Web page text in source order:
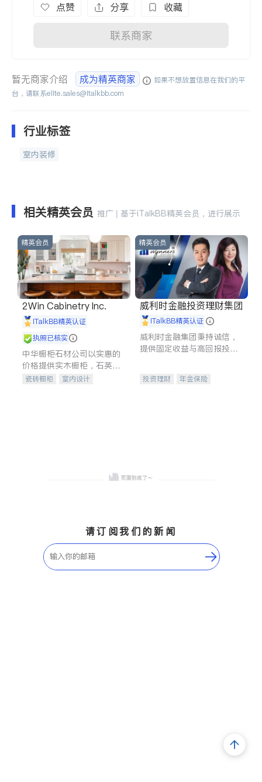
点赞 分享 收藏
联系商家
暂无商家介绍 成为精英商家
如果不想放置信息在我们的平
台，请联系elite.sales@italkbb.com
行业标签
室内装修
相关精英会员 推广 | 基于iTalkBB精英会员，进行展示
精英会员
2Win Cabinetry Inc.
iTalkBB精英认证
执照已核实
中华橱柜石材公司以实惠的
价格提供实木橱柜，石英石
台面，多种优质不锈钢水
瓷砖橱柜
室内设计
精英会员
威利时金融投资理财集团
iTalkBB精英认证
威利时金融集团秉持诚信，
提供固定收益与高回报投资
合，助力客户实现目标
投资理财
年金保险
请订阅我们的新闻